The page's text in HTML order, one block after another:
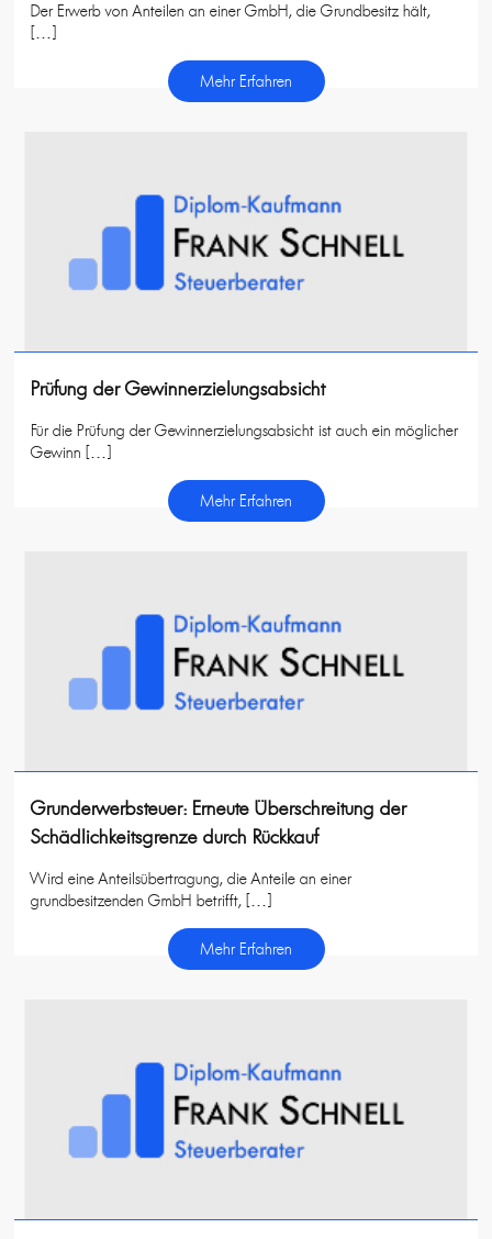
Der Erwerb von Anteilen an einer GmbH, die Grundbesitz hält,
[…]
Mehr Erfahren
Prüfung der Gewinnerzielungsabsicht
Für die Prüfung der Gewinnerzielungsabsicht ist auch ein möglicher
Gewinn […]
Mehr Erfahren
Grunderwerbsteuer: Erneute Überschreitung der
Schädlichkeitsgrenze durch Rückkauf
Wird eine Anteilsübertragung, die Anteile an einer
grundbesitzenden GmbH betrifft, […]
Mehr Erfahren